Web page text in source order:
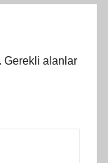
Gerekli alanlar